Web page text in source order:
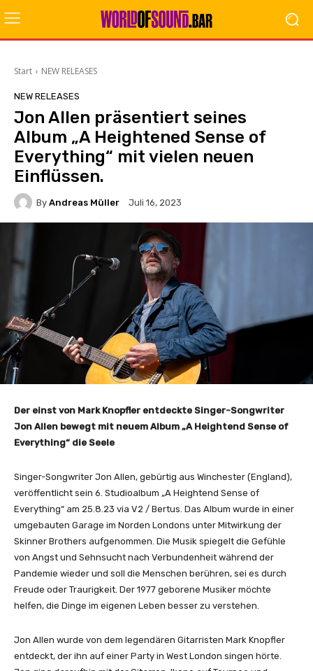
Start NEW RELEASES
NEW RELEASES
Jon Allen präsentiert seines
Album „A Heightened Sense of
Everything“ mit vielen neuen
Einflüssen.
By Andreas Müller Juli 16, 2023
Der einst von Mark Knopfler entdeckte Singer-Songwriter
Jon Allen bewegt mit neuem Album „A Heightend Sense of
Everything“ die Seele
Singer-Songwriter Jon Allen, gebürtig aus Winchester (England),
veröffentlicht sein 6. Studioalbum „A Heightend Sense of
Everything“ am 25.8.23 via V2 / Bertus. Das Album wurde in einer
umgebauten Garage im Norden Londons unter Mitwirkung der
Skinner Brothers aufgenommen. Die Musik spiegelt die Gefühle
von Angst und Sehnsucht nach Verbundenheit während der
Pandemie wieder und soll die Menschen berühren, sei es durch
Freude oder Traurigkeit. Der 1977 geborene Musiker möchte
helfen, die Dinge im eigenen Leben besser zu verstehen.
Jon Allen wurde von dem legendären Gitarristen Mark Knopfler
entdeckt, der ihn auf einer Party in West London singen hörte.